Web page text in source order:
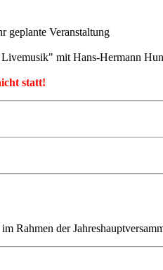
geplante Veranstaltung
mit Hans-Hermann
statt!
Rahmen der